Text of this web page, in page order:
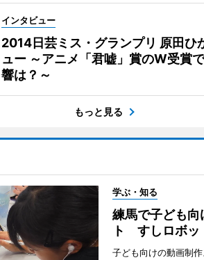
インタビュー
2014日芸ミス・グランプリ 原田ひ
ュー ～アニメ「君嘘」賞のW受賞
響は？～
もっと見る
学ぶ・知る
練馬で子ども
ト すしロボッ
子ども向けの動画制